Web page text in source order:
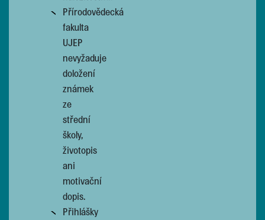
Přírodovědecká
fakulta
UJEP
nevyžaduje
doložení
známek
ze
střední
školy,
životopis
ani
motivační
dopis.
Přihlášky